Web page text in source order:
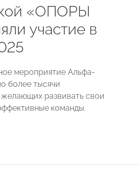
«ОПОРЫ
участие в
мероприятие Альфа-
более тысячи
развивать свои
команды.